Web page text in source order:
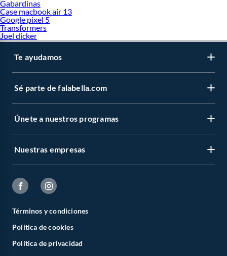
Gabardinas
Case macbook air 13
Google pixel 5
Transformers
Joel dicker
Te ayudamos
Sé parte de falabella.com
Únete a nuestros programas
Nuestras empresas
Términos y condiciones
Política de cookies
Política de privacidad